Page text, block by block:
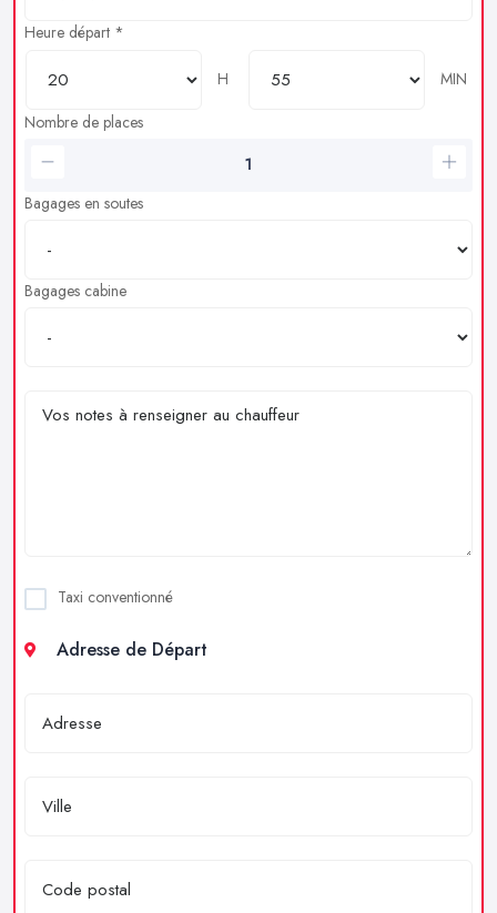
Heure départ *
H
MIN
Nombre de places
Bagages en soutes
Bagages cabine
Taxi conventionné
Adresse de Départ